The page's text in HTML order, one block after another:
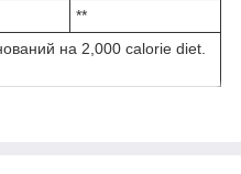
**
на 2,000 calorie diet.